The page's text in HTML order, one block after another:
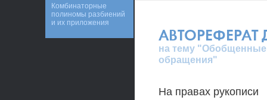
АВТОРЕФЕРАТ
на тему
обращения"
На правах рукописи
Комбинаторные
полиномы разбиений
и их приложения